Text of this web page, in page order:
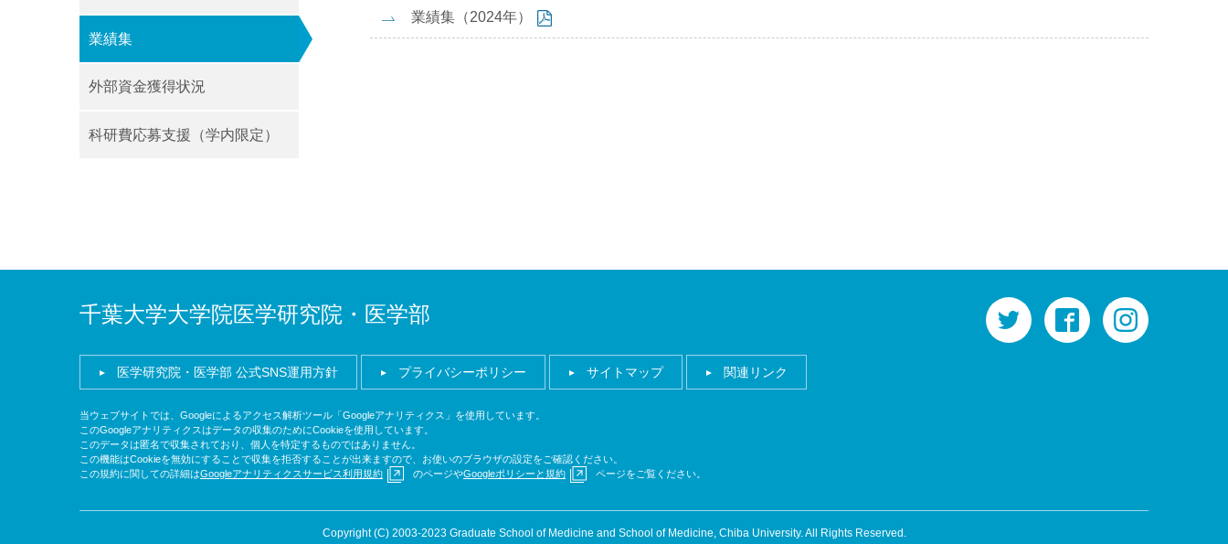
業績集（2024年）
業績集
外部資金獲得状況
科研費応募支援（学内限定）
千葉大学大学院医学研究院・医学部
医学研究院・医学部 公式SNS運用方針 プライバシーポリシー サイトマップ 関連リンク
twitter facebook
当ウェブサイトでは、Googleによるアクセス解析ツール「Googleアナリティクス」を使用しています。
このGoogleアナリティクスはデータの収集のためにCookieを使用しています。
このデータは匿名で収集されており、個人を特定するものではありません。
この機能はCookieを無効にすることで収集を拒否することが出来ますので、お使いのブラウザの設定をご確認ください。
この規約に関しての詳細はGoogleアナリティクスサービス利用規約 のページやGoogleポリシーと規約 ページをご覧ください。
Copyright (C) 2003-2023 Graduate School of Medicine and School of Medicine, Chiba University. All Rights Reserved.